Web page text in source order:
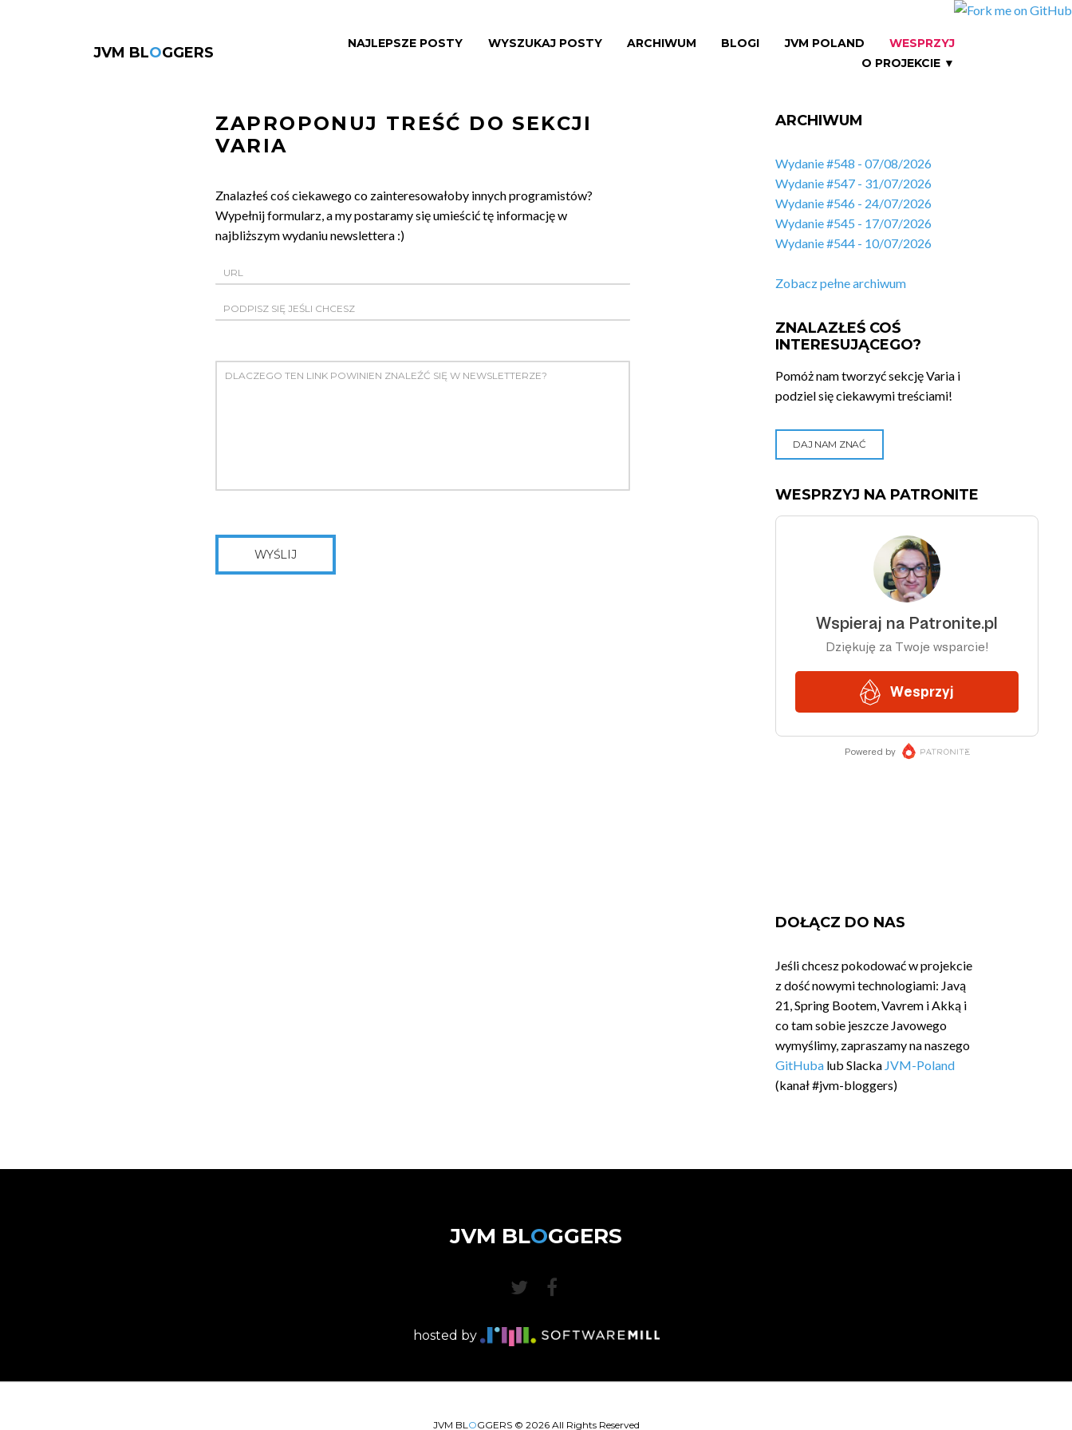
JVM BLOGGERS
NAJLEPSZE POSTY WYSZUKAJ POSTY ARCHIWUM BLOGI JVM POLAND
WESPRZYJ
O PROJEKCIE ▼
ZAPROPONUJ TREŚĆ DO SEKCJI
VARIA
Znalazłeś coś ciekawego co zainteresowałoby innych programistów?
Wypełnij formularz, a my postaramy się umieścić tę informację w
najbliższym wydaniu newslettera :)
WYŚLIJ
ARCHIWUM
Wydanie #548 - 07/08/2026
Wydanie #547 - 31/07/2026
Wydanie #546 - 24/07/2026
Wydanie #545 - 17/07/2026
Wydanie #544 - 10/07/2026
Zobacz pełne archiwum
ZNALAZŁEŚ COŚ
INTERESUJĄCEGO?
Pomóż nam tworzyć sekcję Varia i
podziel się ciekawymi treściami!
DAJ NAM ZNAĆ
WESPRZYJ NA PATRONITE
DOŁĄCZ DO NAS
Jeśli chcesz pokodować w projekcie
z dość nowymi technologiami: Javą
21, Spring Bootem, Vavrem i Akką i
co tam sobie jeszcze Javowego
wymyślimy, zapraszamy na naszego
GitHuba lub Slacka JVM-Poland
(kanał #jvm-bloggers)
JVM BLOGGERS
hosted by
JVM BLOGGERS © 2026All Rights Reserved